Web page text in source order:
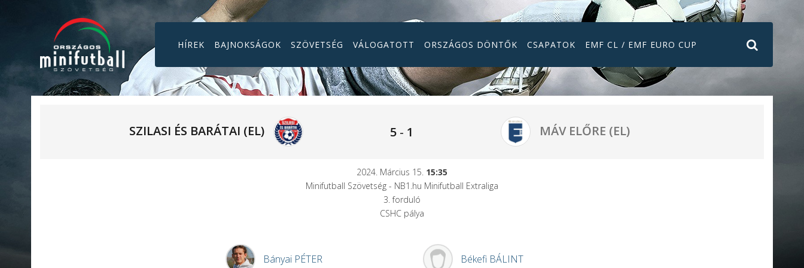
HÍREK BAJNOKSÁGOK SZÖVETSÉG VÁLOGATOTT ORSZÁGOS DÖNTŐK CSAPATOK EMF CL / EMF EURO CUP
SZILASI ÉS BARÁTAI (EL) 5 - 1 MÁV ELŐRE (EL)
2024. Március 15. 15:35
Minifutball Szövetség - NB1.hu Minifutball Extraliga
3. forduló
CSHC pálya
Bányai PÉTER Békefi BÁLINT